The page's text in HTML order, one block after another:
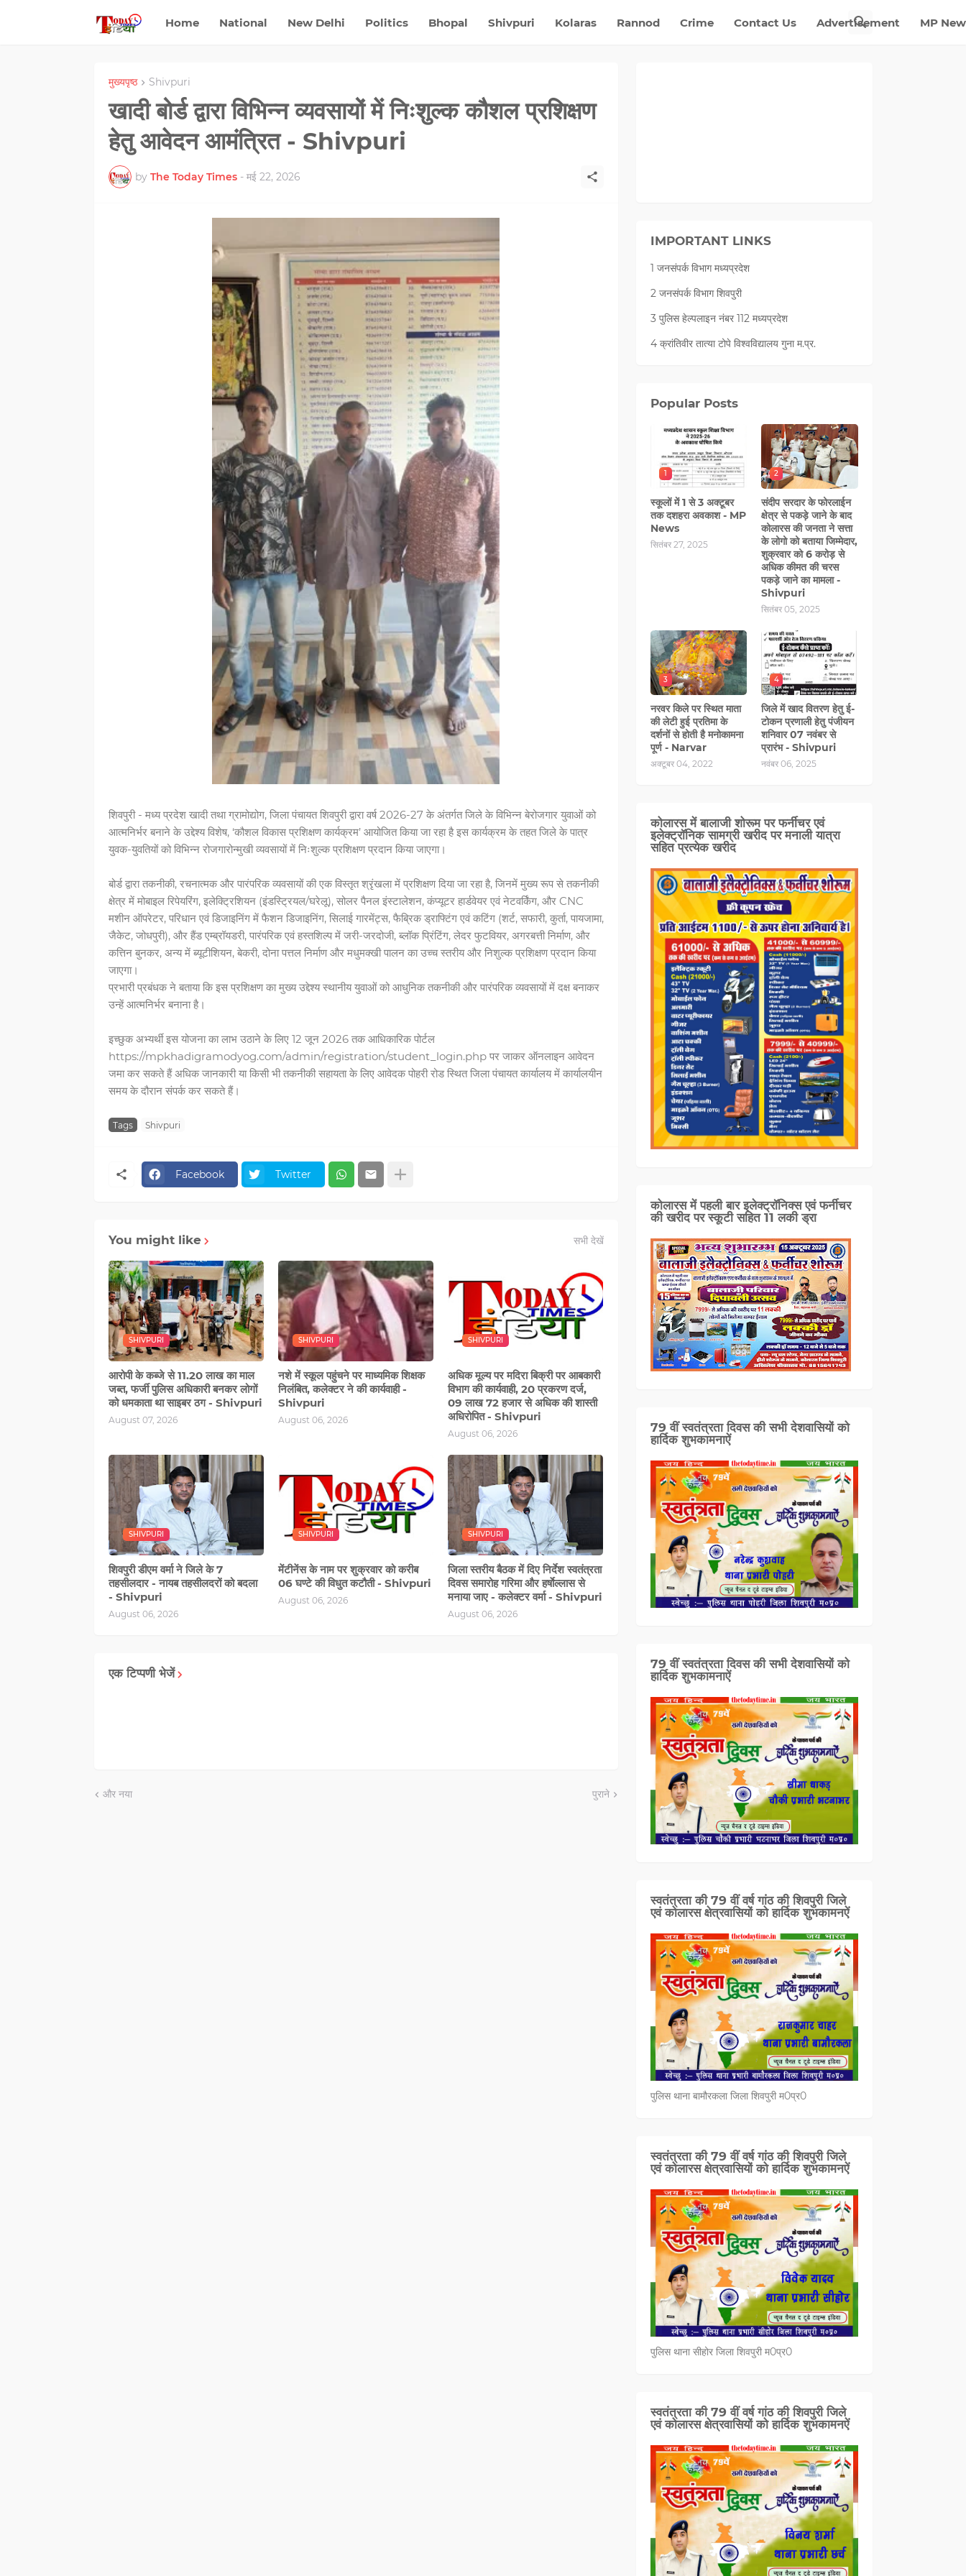
Home National New Delhi Politics Bhopal Shivpuri Kolaras Rannod Crime Contact Us Advertisement MP
मुख्यपृष्ठ Shivpuri
खादी बोर्ड द्वारा विभिन्न व्यवसायों में निःशुल्क कौशल प्रशिक्षण
हेतु आवेदन आमंत्रित - Shivpuri
by The Today Times - मई 22, 2026
शिवपुरी - मध्य प्रदेश खादी तथा ग्रामोद्योग, जिला पंचायत शिवपुरी द्वारा वर्ष 2026-27 के अंतर्गत जिले के विभिन्न बेरोजगार युवाओं को
आत्मनिर्भर बनाने के उद्देश्य विशेष, ‘कौशल विकास प्रशिक्षण कार्यक्रम’ आयोजित किया जा रहा है इस कार्यक्रम के तहत जिले के पात्र
युवक-युवतियों को विभिन्न रोजगारोन्मुखी व्यवसायों में निःशुल्क प्रशिक्षण प्रदान किया जाएगा।
बोर्ड द्वारा तकनीकी, रचनात्मक और पारंपरिक व्यवसायों की एक विस्तृत श्रृंखला में प्रशिक्षण दिया जा रहा है, जिनमें मुख्य रूप से तकनीकी
क्षेत्र में मोबाइल रिपेयरिंग, इलेक्ट्रिशियन (इंडस्ट्रियल/घरेलू), सोलर पैनल इंस्टालेशन, कंप्यूटर हार्डवेयर एवं नेटवर्किंग, और CNC
मशीन ऑपरेटर, परिधान एवं डिजाइनिंग में फैशन डिजाइनिंग, सिलाई गारमेंट्स, फैब्रिक ड्राफ्टिंग एवं कटिंग (शर्ट, सफारी, कुर्ता, पायजामा,
जैकेट, जोधपुरी), और हैंड एम्ब्रॉयडरी, पारंपरिक एवं हस्तशिल्प में जरी-जरदोजी, ब्लॉक प्रिंटिंग, लेदर फुटवियर, अगरबत्ती निर्माण, और
कत्तिन बुनकर, अन्य में ब्यूटीशियन, बेकरी, दोना पत्तल निर्माण और मधुमक्खी पालन का उच्च स्तरीय और निशुल्क प्रशिक्षण प्रदान किया
जाएगा।
प्रभारी प्रबंधक ने बताया कि इस प्रशिक्षण का मुख्य उद्देश्य स्थानीय युवाओं को आधुनिक तकनीकी और पारंपरिक व्यवसायों में दक्ष बनाकर
उन्हें आत्मनिर्भर बनाना है।
इच्छुक अभ्यर्थी इस योजना का लाभ उठाने के लिए 12 जून 2026 तक आधिकारिक पोर्टल
https://mpkhadigramodyog.com/admin/registration/student_login.php पर जाकर ऑनलाइन आवेदन
जमा कर सकते हैं अधिक जानकारी या किसी भी तकनीकी सहायता के लिए आवेदक पोहरी रोड स्थित जिला पंचायत कार्यालय में कार्यालयीन
समय के दौरान संपर्क कर सकते हैं।
Tags Shivpuri
Facebook Twitter
You might like सभी देखें
SHIVPURI
आरोपी के कब्‍जे से 11.20 लाख का माल
जब्त, फर्जी पुलिस अधिकारी बनकर लोगों
को धमकाता था साइबर ठग - Shivpuri
August 07, 2026
SHIVPURI
नशे में स्‍कूल पहुंचने पर माध्यमिक शिक्षक
निलंबित, कलेक्टर ने की कार्यवाही -
Shivpuri
August 06, 2026
SHIVPURI
अधिक मूल्य पर मदिरा बिक्री पर आबकारी
विभाग की कार्यवाही, 20 प्रकरण दर्ज,
09 लाख 72 हजार से अधिक की शास्ती
अधिरोपित - Shivpuri
August 06, 2026
SHIVPURI
शिवपुरी डीएम वर्मा ने जिले के 7
तहसीलदार - नायब तहसीलदरों को बदला
- Shivpuri
August 06, 2026
SHIVPURI
मेंटीनेंस के नाम पर शुक्रवार को करीब
06 घण्‍टे की विधुत कटौती - Shivpuri
August 06, 2026
SHIVPURI
जिला स्तरीय बैठक में दिए निर्देश स्वतंत्रता
दिवस समारोह गरिमा और हर्षाेल्लास से
मनाया जाए - कलेक्टर वर्मा - Shivpuri
August 06, 2026
एक टिप्पणी भेजें
और नया पुराने
IMPORTANT LINKS
1 जनसंपर्क विभाग मध्यप्रदेश
2 जनसंपर्क विभाग शिवपुरी
3 पुलिस हेल्पलाइन नंबर 112 मध्‍यप्रदेश
4 क्रांतिवीर तात्या टोपे विश्वविद्यालय गुना म.प्र.
Popular Posts
1
स्कूलों में 1 से 3 अक्टूबर
तक दशहरा अवकाश - MP
News
सितंबर 27, 2025
2
संदीप सरदार के फोरलाईन
क्षेत्र से पकड़े जाने के बाद
कोलारस की जनता ने सत्ता
के लोगो को बताया जिम्मेदार,
शुक्रवार को 6 करोड़ से
अधिक कीमत की चरस
पकड़े जाने का मामला -
Shivpuri
सितंबर 05, 2025
3
नरवर किले पर स्थित माता
की लेटी हुई प्रतिमा के
दर्शनों से होती है मनोकामना
पूर्ण - Narvar
अक्टूबर 04, 2022
4
जिले में खाद वितरण हेतु ई-
टोकन प्रणाली हेतु पंजीयन
शनिवार 07 नवंबर से
प्रारंभ - Shivpuri
नवंबर 06, 2025
कोलारस में बालाजी शोरूम पर फर्नीचर एवं
इलेक्ट्रॉनिक सामग्री खरीद पर मनाली यात्रा
सहित प्रत्‍येक खरीद
कोलारस में पहली बार इलेक्ट्रॉनिक्स एवं फर्नीचर
की खरीद पर स्कूटी सहित 11 लकी ड्रा
79 वीं स्वतंत्रता दिवस की सभी देशवासियों को
हार्दिक शुभकामनाऐं
79 वीं स्वतंत्रता दिवस की सभी देशवासियों को
हार्दिक शुभकामनाऐं
स्वतंत्रता की 79 वीं वर्ष गांठ की शिवपुरी जिले
एवं कोलारस क्षेत्रवासियों को हार्दिक शुभकामनऐं
पुलिस थाना बामौरकला जिला शिवपुरी म0प्र0
स्वतंत्रता की 79 वीं वर्ष गांठ की शिवपुरी जिले
एवं कोलारस क्षेत्रवासियों को हार्दिक शुभकामनऐं
पुलिस थाना सीहोर जिला शिवपुरी म0प्र0
स्वतंत्रता की 79 वीं वर्ष गांठ की शिवपुरी जिले
एवं कोलारस क्षेत्रवासियों को हार्दिक शुभकामनऐं